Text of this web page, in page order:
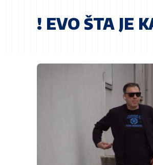
! EVO ŠTA JE